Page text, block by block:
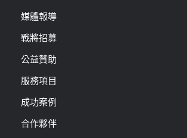
媒體報導
戰將招募
公益贊助
服務項目
成功案例
合作夥伴